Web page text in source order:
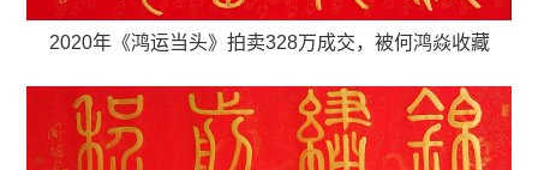
2020年《鸿运当头》拍卖328万成交， 被何鸿焱收藏